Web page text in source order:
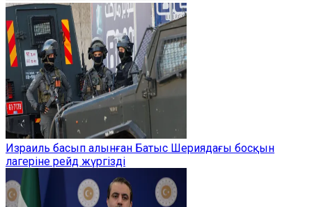
Израиль басып алынған Батыс Шериядағы босқын
лагеріне рейд жүргізді